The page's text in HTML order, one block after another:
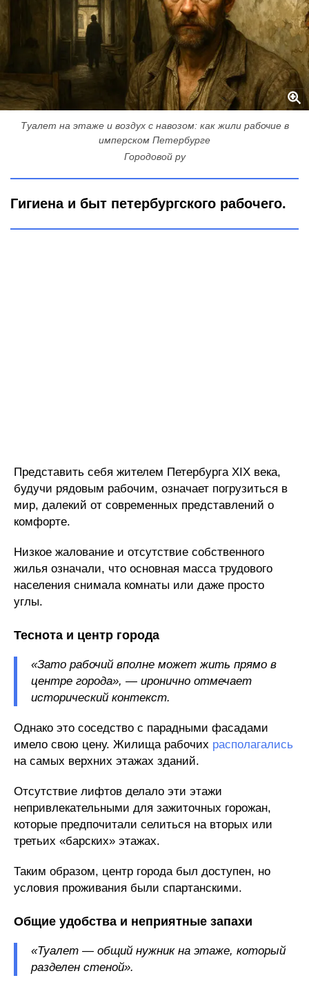
Туалет на этаже и воздух с навозом: как жили рабочие в
имперском Петербурге
Городовой ру
Гигиена и быт петербургского рабочего.
Представить себя жителем Петербурга XIX века,
будучи рядовым рабочим, означает погрузиться в
мир, далекий от современных представлений о
комфорте.
Низкое жалование и отсутствие собственного
жилья означали, что основная масса трудового
населения снимала комнаты или даже просто
углы.
Теснота и центр города
«Зато рабочий вполне может жить прямо в
центре города», — иронично отмечает
исторический контекст.
Однако это соседство с парадными фасадами
имело свою цену. Жилища рабочих располагались
на самых верхних этажах зданий.
Отсутствие лифтов делало эти этажи
непривлекательными для зажиточных горожан,
которые предпочитали селиться на вторых или
третьих «барских» этажах.
Таким образом, центр города был доступен, но
условия проживания были спартанскими.
Общие удобства и неприятные запахи
«Туалет — общий нужник на этаже, который
разделен стеной».